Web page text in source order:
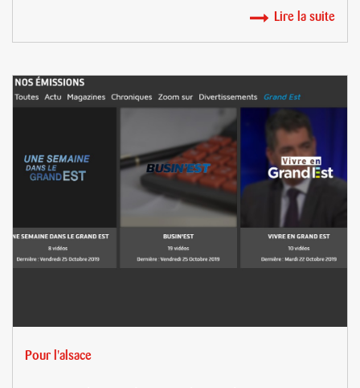
Lire la suite
Pour l'alsace